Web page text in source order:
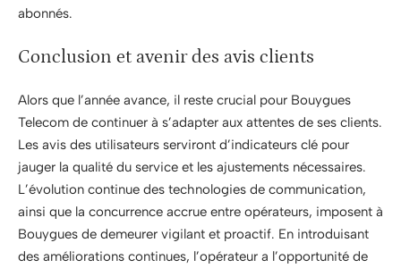
abonnés.
Conclusion et avenir des avis clients
Alors que l’année avance, il reste crucial pour Bouygues
Telecom de continuer à s’adapter aux attentes de ses clients.
Les avis des utilisateurs serviront d’indicateurs clé pour
jauger la qualité du service et les ajustements nécessaires.
L’évolution continue des technologies de communication,
ainsi que la concurrence accrue entre opérateurs, imposent à
Bouygues de demeurer vigilant et proactif. En introduisant
des améliorations continues, l’opérateur a l’opportunité de